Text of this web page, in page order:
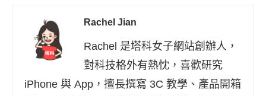
Rachel Jian
Rachel 是塔科女子網站創辦人，
對科技格外有熱忱，喜歡研究
iPhone 與 App，擅長撰寫 3C 教學、產品開箱